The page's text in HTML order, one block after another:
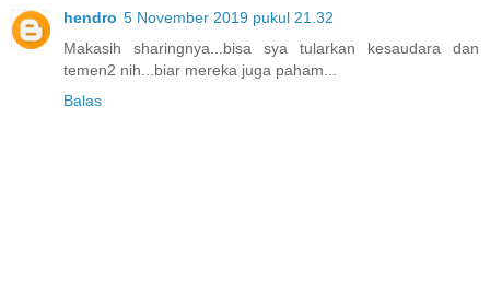
hendro 5 November 2019 pukul 21.32
Makasih sharingnya...bisa sya tularkan kesaudara dan
temen2 nih...biar mereka juga paham...
Balas